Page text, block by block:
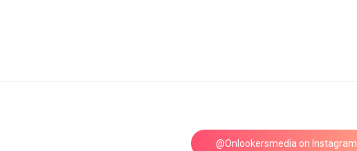
@Onlookersmedia on Instagram
Follow on Instagram